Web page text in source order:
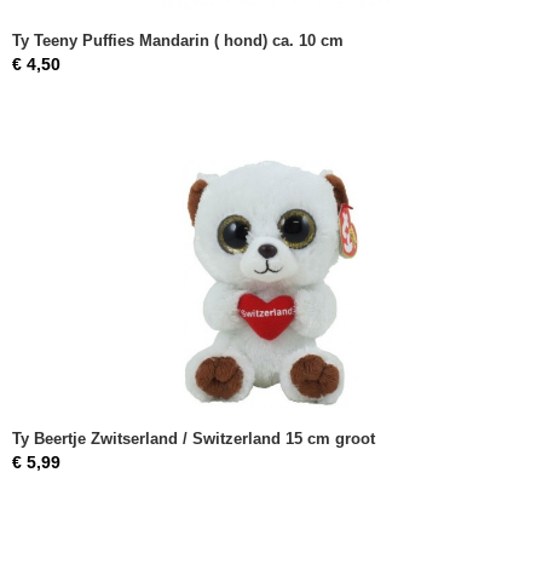
Ty Teeny Puffies Mandarin ( hond) ca. 10 cm
€ 4,50
Ty Beertje Zwitserland / Switzerland 15 cm groot
€ 5,99